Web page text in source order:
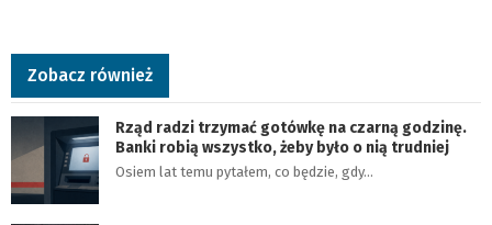
Zobacz również
Rząd radzi trzymać gotówkę na czarną godzinę.
Banki robią wszystko, żeby było o nią trudniej
Osiem lat temu pytałem, co będzie, gdy…